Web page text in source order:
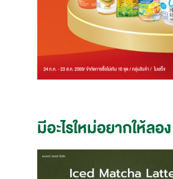
มีอะไรใหม่อยากให้ลอง